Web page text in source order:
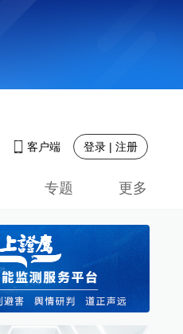
客户端 登录 | 注册
专题 更多